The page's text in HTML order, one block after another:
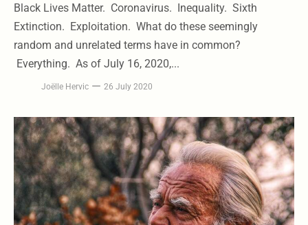
Black Lives Matter. Coronavirus. Inequality. Sixth
Extinction. Exploitation. What do these seemingly
random and unrelated terms have in common?
Everything. As of July 16, 2020,...
Joëlle Hervic 26 July 2020